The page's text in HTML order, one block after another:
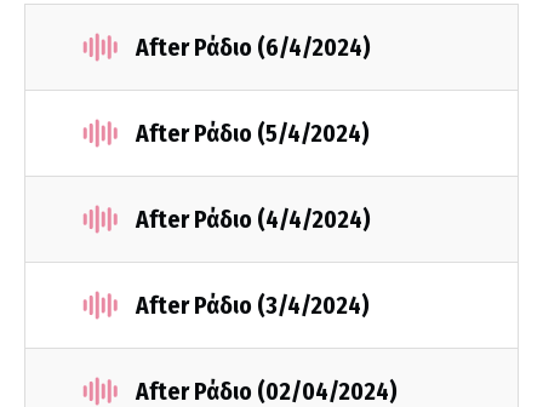
After Ράδιο (6/4/2024)
After Ράδιο (5/4/2024)
After Ράδιο (4/4/2024)
After Ράδιο (3/4/2024)
After Ράδιο (02/04/2024)